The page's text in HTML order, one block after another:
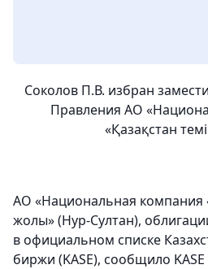
Соколов П.В. избран
Правления АО
«Қазақстан
АО «Национальная компания
жолы» (Нур-Султан),
в официальном списке
биржи (KASE), сообщило